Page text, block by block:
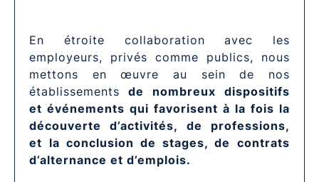
En étroite collaboration avec les
employeurs, privés comme publics, nous
mettons en œuvre au sein de nos
établissements de nombreux dispositifs
et événements qui favorisent à la fois la
découverte d’activités, de professions,
et la conclusion de stages, de contrats
d’alternance et d’emplois.